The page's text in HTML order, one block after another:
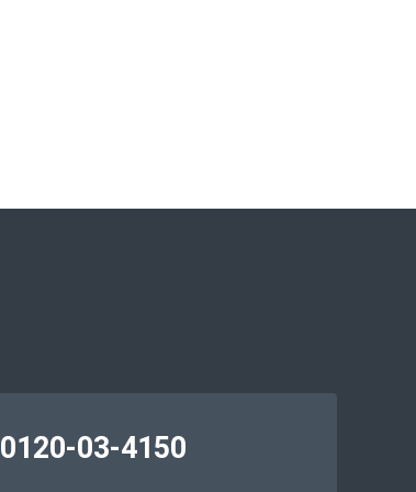
0120-03-4150